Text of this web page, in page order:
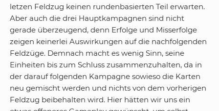
letzen Feldzug keinen rundenbasierten Teil erwarten.
Aber auch die drei Hauptkampagnen sind nicht
gerade überzeugend, denn Erfolge und Misserfolge
zeigen keinerlei Auswirkungen auf die nachfolgenden
Feldzüge. Demnach macht es wenig Sinn, seine
Einheiten bis zum Schluss zusammenzuhalten, da in
der darauf folgenden Kampagne sowieso die Karten
neu gemischt werden und nichts von dem vorherigen
Feldzug beibehalten wird. Hier hätten wir uns ein